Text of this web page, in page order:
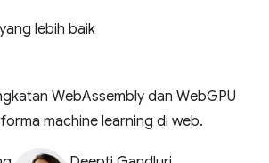
lebih baik
WebAssembly dan WebGPU
machine learning di web.